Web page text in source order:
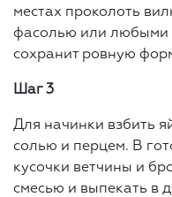
местах проколоть
фасолью или любыми
сохранит ровную
Шаг 3
Для начинки взбить
солью и перцем. В
кусочки ветчины и
смесью и выпекать в